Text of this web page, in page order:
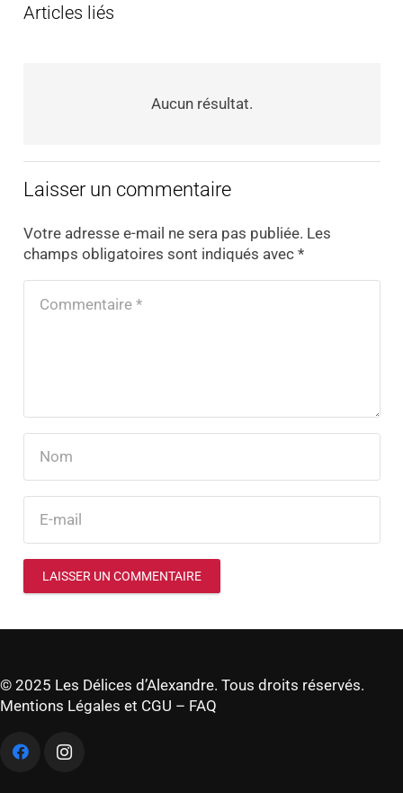
Articles liés
Aucun résultat.
Laisser un commentaire
Votre adresse e-mail ne sera pas publiée. Les
champs obligatoires sont indiqués avec *
LAISSER UN COMMENTAIRE
© 2025 Les Délices d’Alexandre. Tous droits réservés.
Mentions Légales et CGU – FAQ